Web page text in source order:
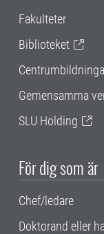
Fakulteter
Biblioteket
Gemensamma
SLU Holding
För dig som är
Chef/ledare
Doktorand eller